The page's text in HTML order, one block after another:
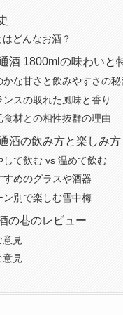
どんなお酒？
酒 1800mlの味わいと
かな甘さと飲みやすさの秘
ンスの取れた風味と香り
食材との相性抜群の理由
酒の飲み方と楽しみ方
して飲む vs 温めて飲む
すめのグラスや酒器
ン別で楽しむ雪中梅
の巷のレビュー
意見
意見